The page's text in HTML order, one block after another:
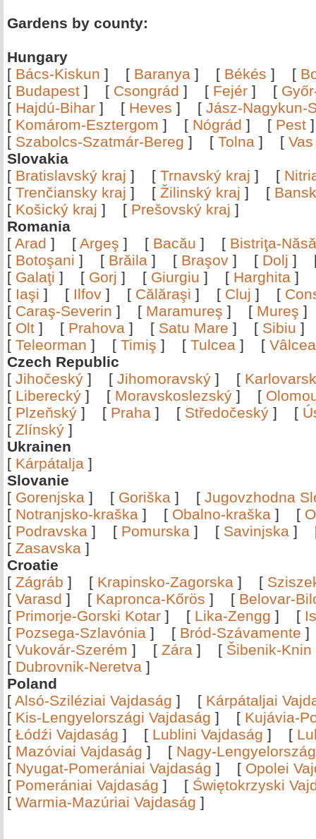
Gardens by county:
Hungary
[ Bács-Kiskun ] [ Baranya ] [ Békés ] [
[ Budapest ] [ Csongrád ] [ Fejér ] [
[ Hajdú-Bihar ] [ Heves ] [ Jász-Nagykun-
[ Komárom-Esztergom ] [ Nógrád ] [ Pest
[ Szabolcs-Szatmár-Bereg ] [ Tolna ] [ Vas
Slovakia
[ Bratislavský kraj ] [ Trnavský kraj ] [
[ Trenčiansky kraj ] [ Žilinský kraj ] [
[ Košický kraj ] [ Prešovský kraj ]
Romania
[ Arad ] [ Argeş ] [ Bacău ] [ Bistriţa-
[ Botoşani ] [ Brăila ] [ Braşov ] [ Dolj ]
[ Galaţi ] [ Gorj ] [ Giurgiu ] [ Harghita ]
[ Iaşi ] [ Ilfov ] [ Călăraşi ] [ Cluj ] [
[ Caraş-Severin ] [ Maramureş ] [ Mureş
[ Olt ] [ Prahova ] [ Satu Mare ] [ Sibiu
[ Teleorman ] [ Timiş ] [ Tulcea ] [
Czech Republic
[ Jihočeský ] [ Jihomoravský ] [
[ Liberecký ] [ Moravskoslezský ] [
[ Plzeňský ] [ Praha ] [ Středočeský ] [
[ Zlínský ]
Ukrainen
[ Kárpátalja ]
Slovanie
[ Gorenjska ] [ Goriška ] [ Jugovzhodna
[ Notranjsko-kraška ] [ Obalno-kraška ] [
[ Podravska ] [ Pomurska ] [ Savinjska ]
[ Zasavska ]
Croatie
[ Zágráb ] [ Krapinsko-Zagorska ] [
[ Varasd ] [ Kapronca-Kőrös ] [ Belovar-
[ Primorje-Gorski Kotar ] [ Lika-Zengg ] [
[ Pozsega-Szlavónia ] [ Bród-Szávamente
[ Vukovár-Szerém ] [ Zára ] [ Šibenik-Knin
[ Dubrovnik-Neretva ]
Poland
[ Alsó-Sziléziai Vajdaság ] [ Kárpátaljai
[ Kis-Lengyelországi Vajdaság ] [ Kujávia-
[ Łódźi Vajdaság ] [ Lublini Vajdaság ] [
[ Mazóviai Vajdaság ] [ Nagy-
[ Nyugat-Pomerániai Vajdaság ] [ Opolei
[ Pomerániai Vajdaság ] [ Świętokrzyski
[ Warmia-Mazúriai Vajdaság ]